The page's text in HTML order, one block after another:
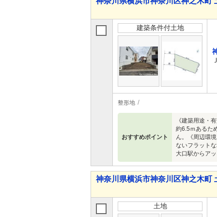
建築条件付土地
整形地
おすすめポイント
《建築用途・
約6.5ｍあるた
ん。《周辺環
ないフラット
大口駅からア
神奈川県横浜市神奈川区神之木町
土地